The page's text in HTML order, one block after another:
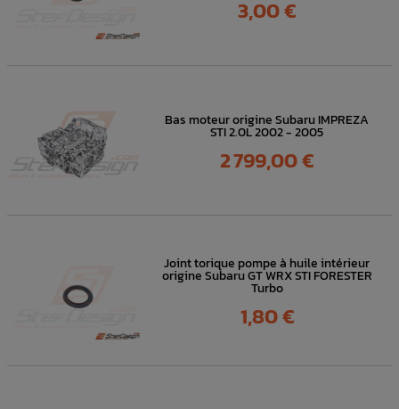
3,00 €
Bas moteur origine Subaru IMPREZA
STI 2.0L 2002 - 2005
Prix
2 799,00 €
Joint torique pompe à huile intérieur
origine Subaru GT WRX STI FORESTER
Turbo
Prix
1,80 €